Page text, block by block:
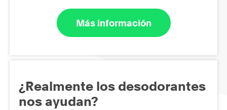
Más información
¿Realmente los desodorantes
nos ayudan?